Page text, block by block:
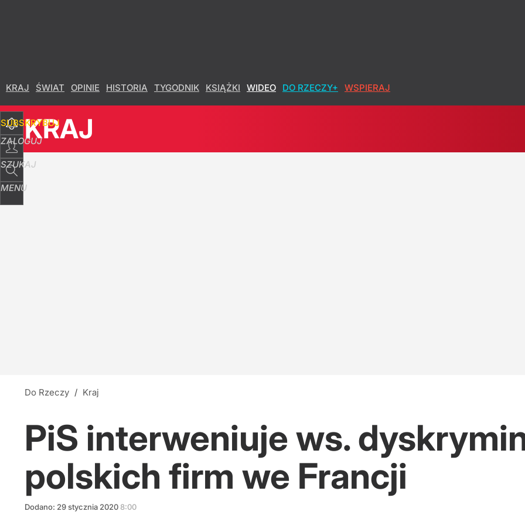
KRAJ ŚWIAT OPINIE HISTORIA TYGODNIK KSIĄŻKI WIDEO DO RZECZY+ WSPIERAJ
SUBSKRYBUJ
ZALOGUJ
SZUKAJ
MENU
KRAJ
Do Rzeczy / Kraj
PiS interweniuje ws.
polskich firm we Francji
Dodano: 29stycznia 2020 8:00